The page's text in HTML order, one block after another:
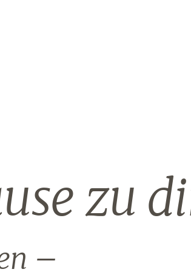
zu
–